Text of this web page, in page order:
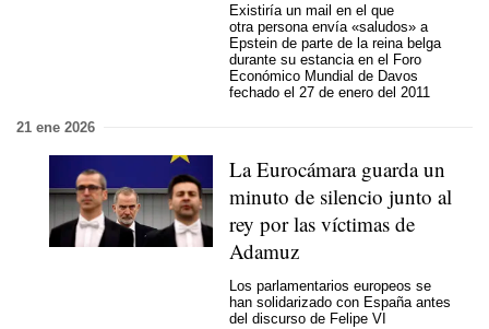
Existiría un mail en el que
otra persona envía «saludos» a
Epstein de parte de la reina belga
durante su estancia en el Foro
Económico Mundial de Davos
fechado el 27 de enero del 2011
21 ene 2026
La Eurocámara guarda un
minuto de silencio junto al
rey por las víctimas de
Adamuz
Los parlamentarios europeos se
han solidarizado con España antes
del discurso de Felipe VI